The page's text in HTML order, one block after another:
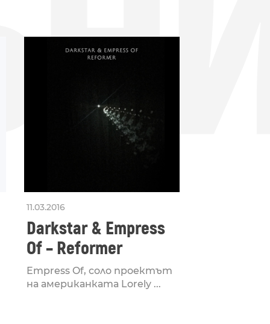
11.03.2016
Darkstar & Empress
Of – Reformer
Empress Of, соло проектът
на американката Lorely ...